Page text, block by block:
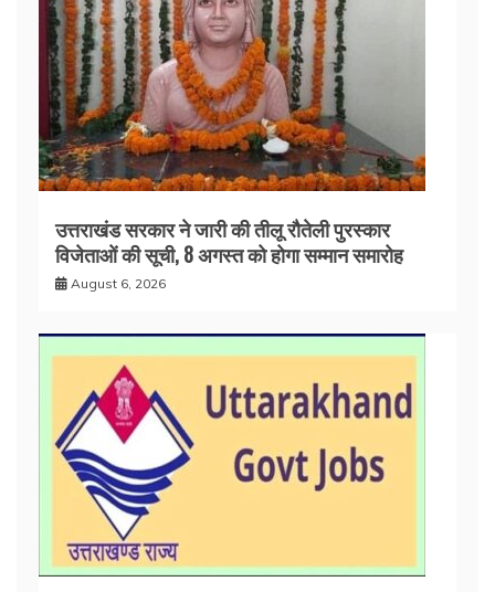
उत्तराखंड सरकार ने जारी की तीलू रौतेली पुरस्कार
विजेताओं की सूची, 8 अगस्त को होगा सम्मान समारोह
August 6, 2026